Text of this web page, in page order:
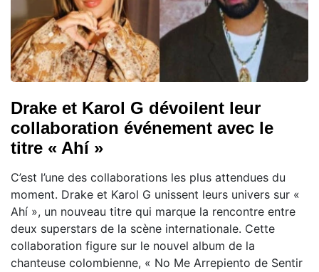
Drake et Karol G dévoilent leur
collaboration événement avec le
titre « Ahí »
C’est l’une des collaborations les plus attendues du
moment. Drake et Karol G unissent leurs univers sur «
Ahí », un nouveau titre qui marque la rencontre entre
deux superstars de la scène internationale. Cette
collaboration figure sur le nouvel album de la
chanteuse colombienne, « No Me Arrepiento de Sentir